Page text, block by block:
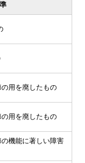
用を廃したもの
用を廃したもの
機能に著しい障害